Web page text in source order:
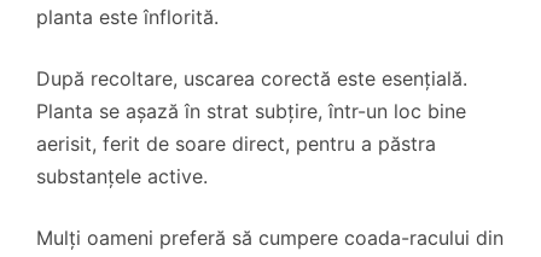
planta este înflorită.
După recoltare, uscarea corectă este esențială.
Planta se așază în strat subțire, într-un loc bine
aerisit, ferit de soare direct, pentru a păstra
substanțele active.
Mulți oameni preferă să cumpere coada-racului din